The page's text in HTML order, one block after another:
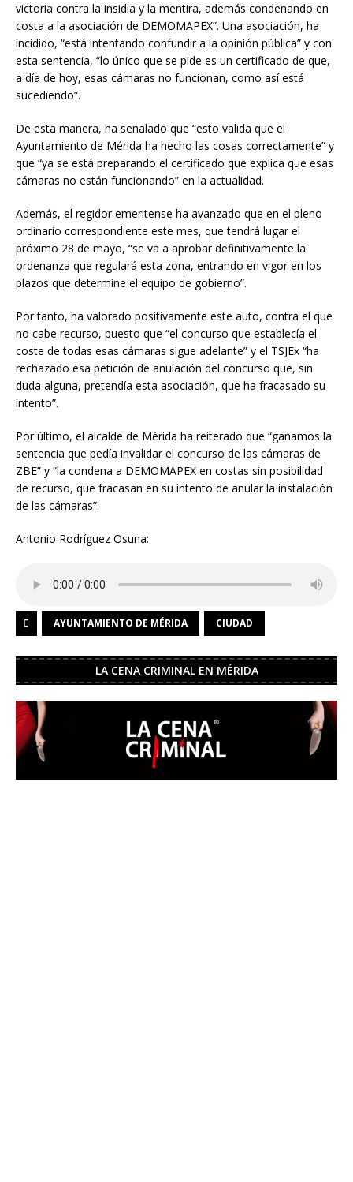
victoria contra la insidia y la mentira, además condenando en
costa a la asociación de DEMOMAPEX”. Una asociación, ha
incidido, “está intentando confundir a la opinión pública” y con
esta sentencia, “lo único que se pide es un certificado de que,
a día de hoy, esas cámaras no funcionan, como así está
sucediendo”.
De esta manera, ha señalado que “esto valida que el
Ayuntamiento de Mérida ha hecho las cosas correctamente” y
que “ya se está preparando el certificado que explica que esas
cámaras no están funcionando” en la actualidad.
Además, el regidor emeritense ha avanzado que en el pleno
ordinario correspondiente este mes, que tendrá lugar el
próximo 28 de mayo, “se va a aprobar definitivamente la
ordenanza que regulará esta zona, entrando en vigor en los
plazos que determine el equipo de gobierno”.
Por tanto, ha valorado positivamente este auto, contra el que
no cabe recurso, puesto que “el concurso que establecía el
coste de todas esas cámaras sigue adelante” y el TSJEx “ha
rechazado esa petición de anulación del concurso que, sin
duda alguna, pretendía esta asociación, que ha fracasado su
intento”.
Por último, el alcalde de Mérida ha reiterado que “ganamos la
sentencia que pedía invalidar el concurso de las cámaras de
ZBE” y “la condena a DEMOMAPEX en costas sin posibilidad
de recurso, que fracasan en su intento de anular la instalación
de las cámaras”.
Antonio Rodríguez Osuna:
AYUNTAMIENTO DE MÉRIDA CIUDAD
LA CENA CRIMINAL EN MÉRIDA